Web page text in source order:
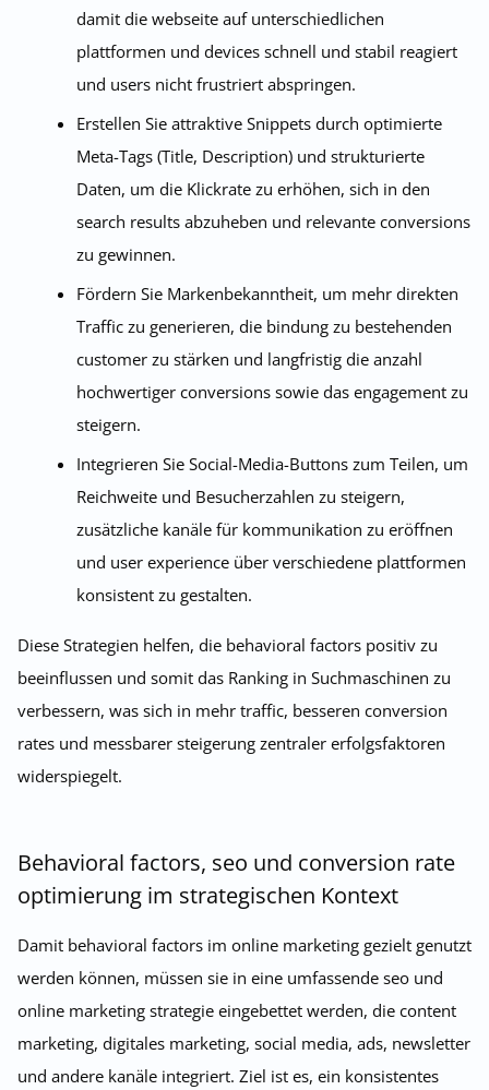
damit die webseite auf unterschiedlichen
plattformen und devices schnell und stabil reagiert
und users nicht frustriert abspringen.
Erstellen Sie attraktive Snippets durch optimierte
Meta-Tags (Title, Description) und strukturierte
Daten, um die Klickrate zu erhöhen, sich in den
search results abzuheben und relevante conversions
zu gewinnen.
Fördern Sie Markenbekanntheit, um mehr direkten
Traffic zu generieren, die bindung zu bestehenden
customer zu stärken und langfristig die anzahl
hochwertiger conversions sowie das engagement zu
steigern.
Integrieren Sie Social-Media-Buttons zum Teilen, um
Reichweite und Besucherzahlen zu steigern,
zusätzliche kanäle für kommunikation zu eröffnen
und user experience über verschiedene plattformen
konsistent zu gestalten.
Diese Strategien helfen, die behavioral factors positiv zu
beeinflussen und somit das Ranking in Suchmaschinen zu
verbessern, was sich in mehr traffic, besseren conversion
rates und messbarer steigerung zentraler erfolgsfaktoren
widerspiegelt.
Behavioral factors, seo und conversion rate
optimierung im strategischen Kontext
Damit behavioral factors im online marketing gezielt genutzt
werden können, müssen sie in eine umfassende seo und
online marketing strategie eingebettet werden, die content
marketing, digitales marketing, social media, ads, newsletter
und andere kanäle integriert. Ziel ist es, ein konsistentes